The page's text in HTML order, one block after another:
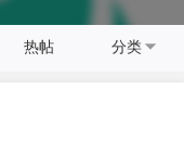
热帖 分类